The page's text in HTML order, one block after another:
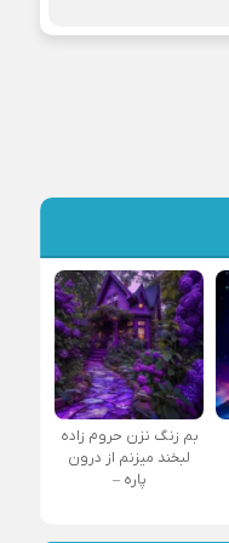
بم زنگ نزن حروم زاده
لبخند میزنم از درون
پاره –